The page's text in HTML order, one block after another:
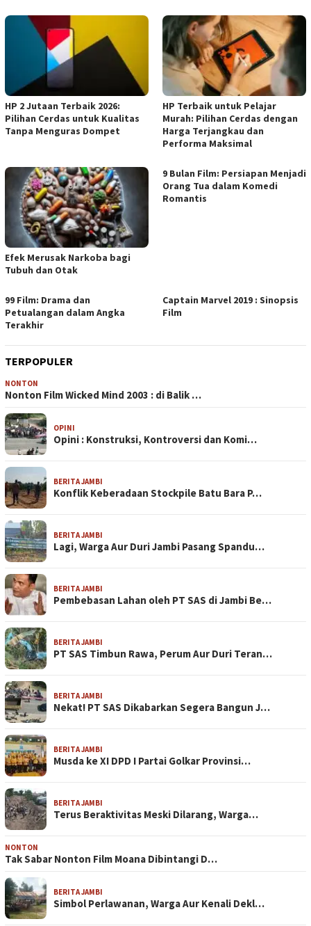
HP 2 Jutaan Terbaik 2026:
Pilihan Cerdas untuk Kualitas
Tanpa Menguras Dompet
HP Terbaik untuk Pelajar
Murah: Pilihan Cerdas dengan
Harga Terjangkau dan
Performa Maksimal
Efek Merusak Narkoba bagi
Tubuh dan Otak
9 Bulan Film: Persiapan Menjadi
Orang Tua dalam Komedi
Romantis
99 Film: Drama dan
Petualangan dalam Angka
Terakhir
Captain Marvel 2019 : Sinopsis
Film
TERPOPULER
NONTON
Nonton Film Wicked Mind 2003 : di Balik …
OPINI
Opini : Konstruksi, Kontroversi dan Komi…
BERITA JAMBI
Konflik Keberadaan Stockpile Batu Bara P…
BERITA JAMBI
Lagi, Warga Aur Duri Jambi Pasang Spandu…
BERITA JAMBI
Pembebasan Lahan oleh PT SAS di Jambi Be…
BERITA JAMBI
PT SAS Timbun Rawa, Perum Aur Duri Teran…
BERITA JAMBI
Nekat! PT SAS Dikabarkan Segera Bangun J…
BERITA JAMBI
Musda ke XI DPD I Partai Golkar Provinsi…
BERITA JAMBI
Terus Beraktivitas Meski Dilarang, Warga…
NONTON
Tak Sabar Nonton Film Moana Dibintangi D…
BERITA JAMBI
Simbol Perlawanan, Warga Aur Kenali Dekl…